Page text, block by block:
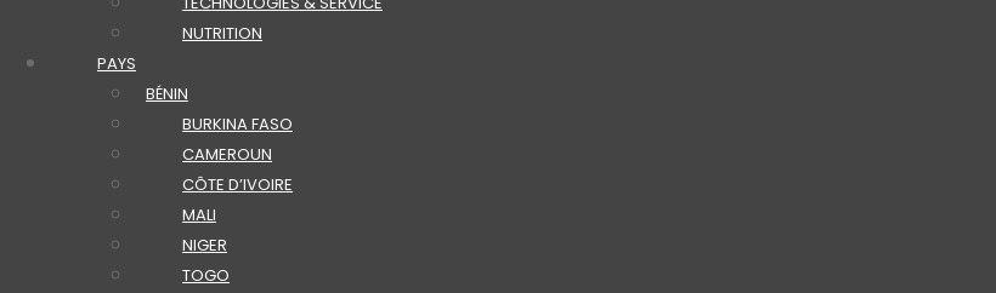
NUTRITION
PAYS
BÉNIN
BURKINA FASO
CAMEROUN
CÔTE D’IVOIRE
MALI
NIGER
TOGO